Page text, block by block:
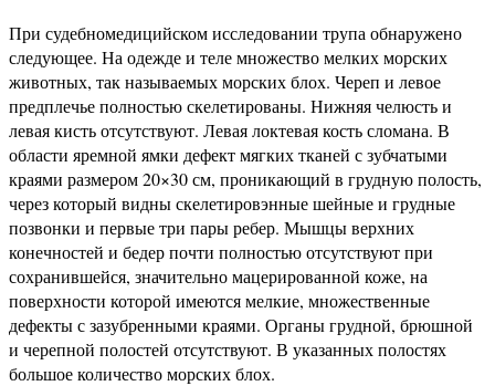
При судебномедицийском исследовании трупа обнаружено
следующее. На одежде и теле множество мелких морских
животных, так называемых морских блох. Череп и левое
предплечье полностью скелетированы. Нижняя челюсть и
левая кисть отсутствуют. Левая локтевая кость сломана. В
области яремной ямки дефект мягких тканей с зубчатыми
краями размером 20×30 см, проникающий в грудную полость,
через который видны скелетировэнные шейные и грудные
позвонки и первые три пары ребер. Мышцы верхних
конечностей и бедер почти полностью отсутствуют при
сохранившейся, значительно мацерированной коже, на
поверхности которой имеются мелкие, множественные
дефекты с зазубренными краями. Органы грудной, брюшной
и черепной полостей отсутствуют. В указанных полостях
большое количество морских блох.